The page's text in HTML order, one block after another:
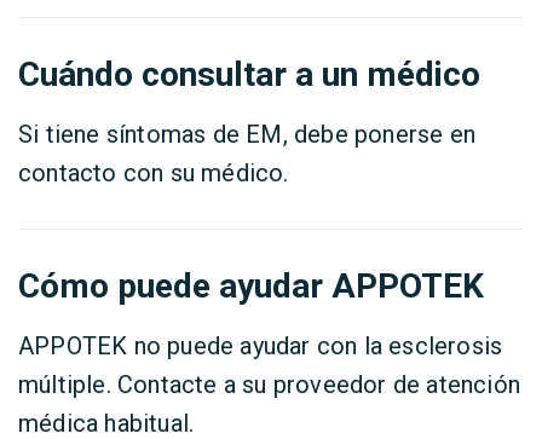
Cuándo consultar a un médico
Si tiene síntomas de EM, debe ponerse en
contacto con su médico.
Cómo puede ayudar APPOTEK
APPOTEK no puede ayudar con la esclerosis
múltiple. Contacte a su proveedor de atención
médica habitual.